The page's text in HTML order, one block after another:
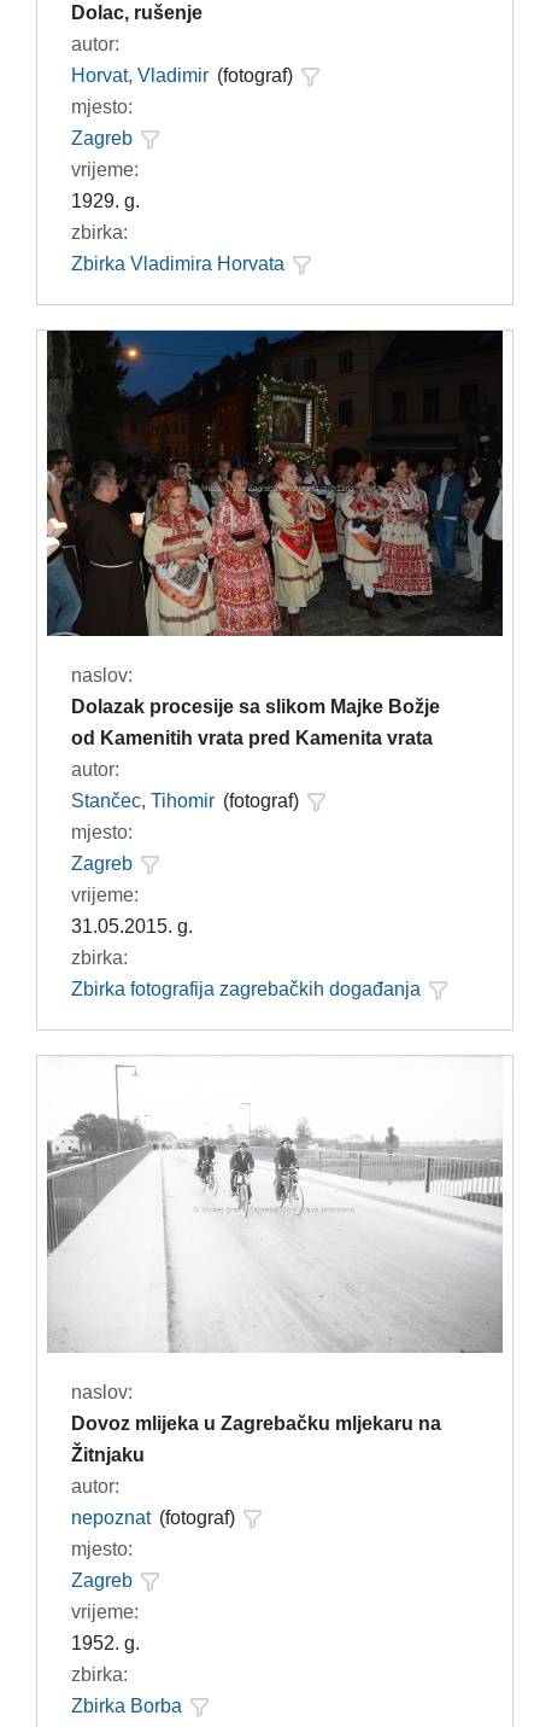
Dolac, rušenje
autor:
Horvat, Vladimir (fotograf)
mjesto:
Zagreb
vrijeme:
1929. g.
zbirka:
Zbirka Vladimira Horvata
naslov:
Dolazak procesije sa slikom Majke Božje
od Kamenitih vrata pred Kamenita vrata
autor:
Stančec, Tihomir (fotograf)
mjesto:
Zagreb
vrijeme:
31.05.2015. g.
zbirka:
Zbirka fotografija zagrebačkih događanja
naslov:
Dovoz mlijeka u Zagrebačku mljekaru na
Žitnjaku
autor:
nepoznat (fotograf)
mjesto:
Zagreb
vrijeme:
1952. g.
zbirka:
Zbirka Borba